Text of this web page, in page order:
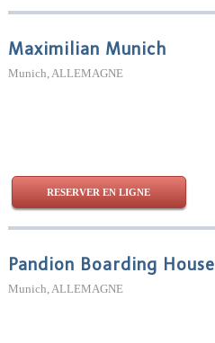
Maximilian Munich
Munich, ALLEMAGNE
RESERVER EN LIGNE
Pandion Boarding House
Munich, ALLEMAGNE